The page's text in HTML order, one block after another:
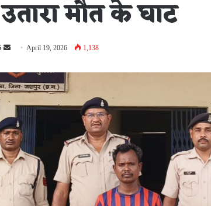
मौत के घाट
Send
email
April 19, 2026 1,138